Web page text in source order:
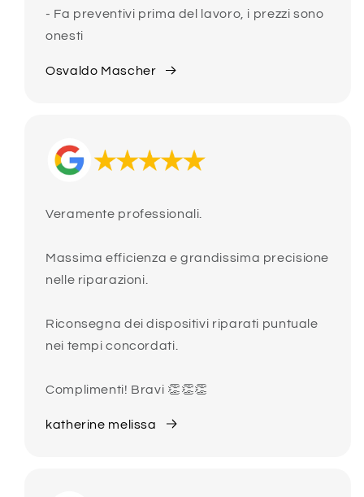
- Fa preventivi prima del lavoro, i prezzi sono
onesti
Osvaldo Mascher
Veramente professionali.
Massima efficienza e grandissima precisione
nelle riparazioni.
Riconsegna dei dispositivi riparati puntuale
nei tempi concordati.
Complimenti! Bravi 👏👏👏
katherine melissa